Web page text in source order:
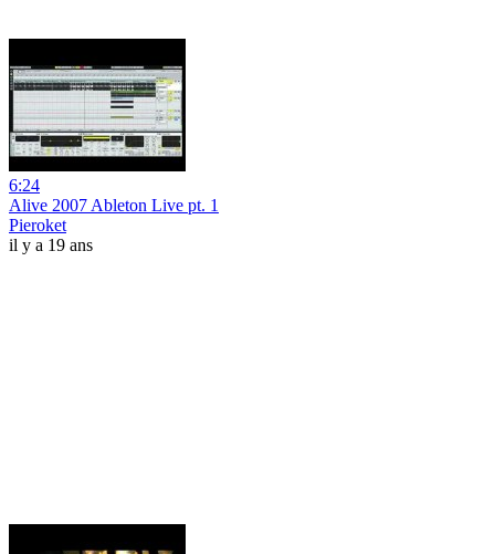
6:24
Alive 2007 Ableton Live pt. 1
Pieroket
il y a 19 ans